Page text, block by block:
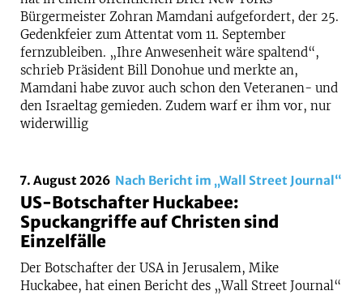
Bürgermeister Zohran Mamdani aufgefordert, der 25.
Gedenkfeier zum Attentat vom 11. September
fernzubleiben. „Ihre Anwesenheit wäre spaltend“,
schrieb Präsident Bill Donohue und merkte an,
Mamdani habe zuvor auch schon den Veteranen- und
den Israeltag gemieden. Zudem warf er ihm vor, nur
widerwillig
7. August 2026 Nach Bericht im „Wall Street Journal“
US-Botschafter Huckabee:
Spuckangriffe auf Christen sind
Einzelfälle
Der Botschafter der USA in Jerusalem, Mike
Huckabee, hat einen Bericht des „Wall Street Journal“